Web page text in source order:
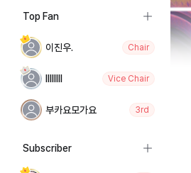
Top Fan
이진우. Chair
Vice Chair
부카요모가요 3rd
Subscriber